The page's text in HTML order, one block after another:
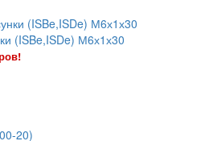
(ISBe,ISDe) М6х1х30